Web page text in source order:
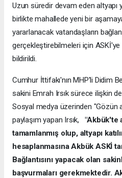
Uzun süredir devam eden altyapı
birlikte mahallede yeni bir
yararlanacak vatandaşların
gerçekleştirebilmeleri için
bildirildi.
Cumhur İttifakı'nın MHP'li Didim
sakini Emrah Irsık sürece ilişkin
Sosyal medya üzerinden "Gözün
paylaşım yapan Irsık,
"Akbük'te
tamamlanmış olup, altyapı
hesaplanmasına Akbük ASKİ
Bağlantısını yapacak olan
başvurmaları gerekmektedir.